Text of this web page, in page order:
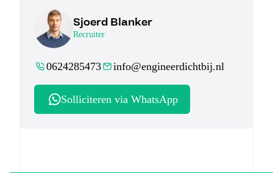
Sjoerd Blanker
Recruiter
0624285473 info@engineerdichtbij.nl
Solliciteren via WhatsApp